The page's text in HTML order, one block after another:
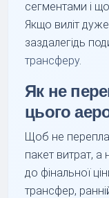
сегментами і
Якщо виліт дуже
заздалегідь
трансферу.
Як не
цього
Щоб не
пакет витрат, а
до фінальної
трансфер,